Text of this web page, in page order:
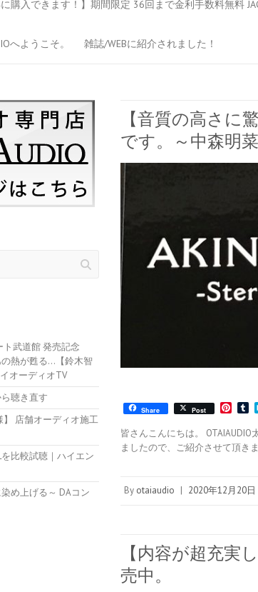
購入できます！】期間限定 36回まで金利手数料無料
へようこそ。 雑誌/WEBに紹介されました！
【音質の高さに
です。～中森明
Share Post
P
n
t
e
s
t
T
m
b
l
皆さんこんにちは。
ましたので、ご紹介させて頂
By otaiaudio | 2020年12月20日
【内容が超充実
売中。
ト武道館 発売記念
の熱が甦る…【鈴木智
オーディオTV
聴き直す
】 店舗オーディオ施工
を比較試聴｜ハイエン
め上げる～ DAコン